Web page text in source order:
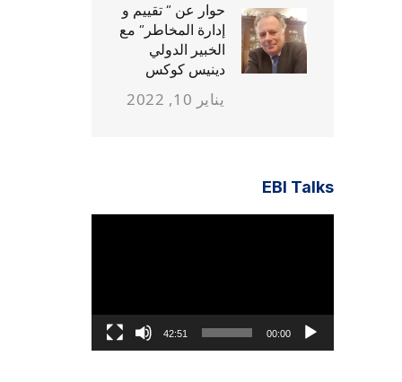
حوار عن ” تقييم و
إدارة المخاطر” مع
الخبير الدولي
دينيس كوكس
يناير 10, 2022
EBI Talks
00:00
42:51